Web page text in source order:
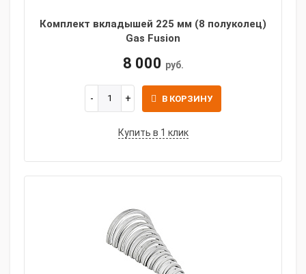
Комплект вкладышей 225 мм (8 полуколец)
Gas Fusion
8 000 руб.
В КОРЗИНУ
Купить в 1 клик